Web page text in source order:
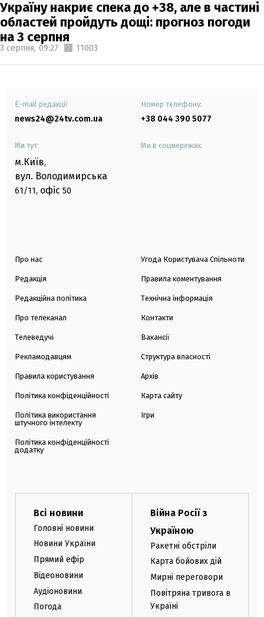
Україну накриє спека до +38, але в частині
областей пройдуть дощі: прогноз погоди
на 3 серпня
3 серпня, 09:27 11003
E-mail редакції
news24@24tv.com.ua
Номер телефону:
+38 044 390 5077
Ми тут:
м.Київ,
вул. Володимирська
61/11, офіс 50
Ми в соцмережах:
Про нас
Редакція
Редакційна політика
Про телеканал
Телеведучі
Рекламодавцям
Правила користування
Політика конфіденційності
Політика використання
штучного інтелекту
Політика конфіденційності
додатку
Угода Користувача Спільноти
Правила коментування
Технічна інформація
Контакти
Вакансії
Структура власності
Архів
Карта сайту
Ігри
Всі новини
Головні новини
Новини України
Прямий ефір
Відеоновини
Аудіоновини
Погода
Війна Росії з
Україною
Ракетні обстріли
Карта бойових дій
Мирні переговори
Повітряна тривога в
Україні